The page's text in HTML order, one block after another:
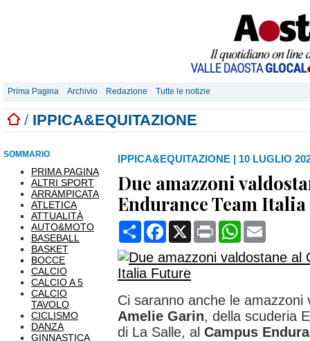
Prima Pagina Archivio Redazione Tutte le notizie
/ IPPICA&EQUITAZIONE
SOMMARIO
PRIMA PAGINA
ALTRI SPORT
ARRAMPICATA
ATLETICA
ATTUALITÀ
AUTO&MOTO
BASEBALL
BASKET
BOCCE
CALCIO
CALCIO A 5
CALCIO
TAVOLO
CICLISMO
DANZA
GINNASTICA
IPPICA&EQUITAZIONE | 10 LUGLIO
Due amazzoni
Endurance Team
CondividiFacebook
X Print WhatsApp
Ci saranno anche le
Amelie Garin, della scuderia
di La Salle, al Campus